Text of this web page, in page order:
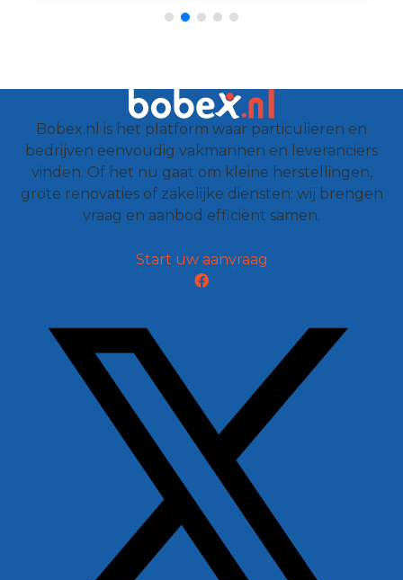
Bobex.nl is het platform waar particulieren en
bedrijven eenvoudig vakmannen en leveranciers
vinden. Of het nu gaat om kleine herstellingen,
grote renovaties of zakelijke diensten: wij brengen
vraag en aanbod efficiënt samen.
Start uw aanvraag